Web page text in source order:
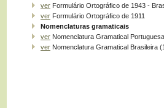
ver Formulário Ortográfico de 1943 -
ver Formulário Ortográfico de 1911
Nomenclaturas gramaticais
ver Nomenclatura Gramatical
ver Nomenclatura Gramatical Brasileira